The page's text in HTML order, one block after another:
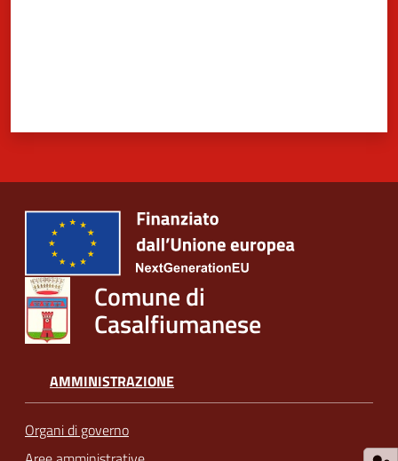
Comune di
Casalfiumanese
AMMINISTRAZIONE
Organi di governo